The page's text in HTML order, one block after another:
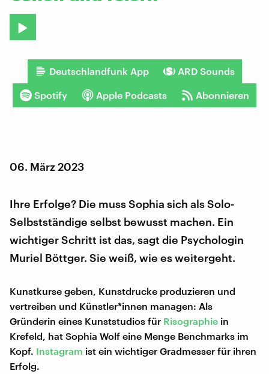
Deutschlandfunk App ARD Sounds
Spotify Apple Podcasts Abonnieren
06. März 2023
Ihre Erfolge? Die muss Sophia sich als Solo-
Selbstständige selbst bewusst machen. Ein
wichtiger Schritt ist das, sagt die Psychologin
Muriel Böttger. Sie weiß, wie es weitergeht.
Kunstkurse geben, Kunstdrucke produzieren und
vertreiben und Künstler*innen managen: Als
Gründerin eines Kunststudios für Risographie in
Krefeld, hat Sophia Wolf eine Menge Benchmarks im
Kopf. Instagram ist ein wichtiger Gradmesser für ihren
Erfolg.